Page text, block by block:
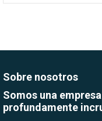
Sobre nosotros
Somos una
profundamente